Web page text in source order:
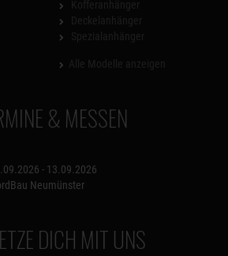
& MESSEN
- 13.09.2026
Neumünster
DICH MIT UNS